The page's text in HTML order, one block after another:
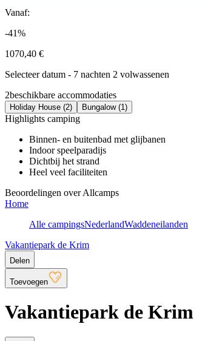
Vanaf:
-41%
1070,40 €
Selecteer datum - 7 nachten 2 volwassenen
2beschikbare accommodaties
Holiday House (2) Bungalow (1)
Highlights camping
Binnen- en buitenbad met glijbanen
Indoor speelparadijs
Dichtbij het strand
Heel veel faciliteiten
Beoordelingen over Allcamps
Home
Alle campingsNederlandWaddeneilanden
Vakantiepark de Krim
Delen
Toevoegen
Vakantiepark de Krim